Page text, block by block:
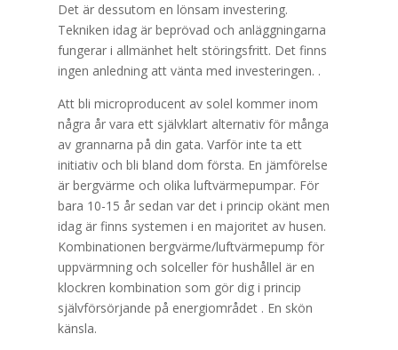
Det är dessutom en lönsam investering.
Tekniken idag är beprövad och anläggningarna
fungerar i allmänhet helt störingsfritt. Det finns
ingen anledning att vänta med investeringen. .
Att bli microproducent av solel kommer inom
några år vara ett självklart alternativ för många
av grannarna på din gata. Varför inte ta ett
initiativ och bli bland dom första. En jämförelse
är bergvärme och olika luftvärmepumpar. För
bara 10-15 år sedan var det i princip okänt men
idag är finns systemen i en majoritet av husen.
Kombinationen bergvärme/luftvärmepump för
uppvärmning och solceller för hushållel är en
klockren kombination som gör dig i princip
självförsörjande på energiområdet . En skön
känsla.